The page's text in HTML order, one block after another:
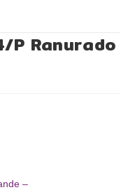
P Ranurado
–